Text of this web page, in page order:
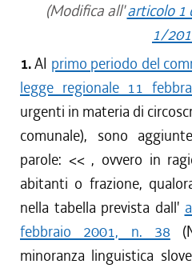
(Modifica all'articolo 1
1/
1.AI primo periodo del
legge regionale 11
urgenti in materia di
comunale), sono
parole: <<, ovvero in
abitanti o frazione,
nella tabella prevista dall'
febbraio 2001, n. 38
minoranza linguistica